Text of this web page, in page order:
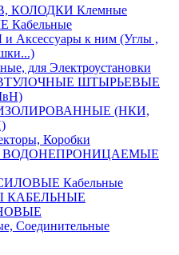
КОЛОДКИ Клемные
к ним (Углы ,
для Электроустановки
ШТЫРЬЕВЫЕ
(НКИ,
Коробки
ВОДОНЕПРОНИЦАЕМЫЕ
Кабельные
КАБЕЛЬНЫЕ
Соединительные